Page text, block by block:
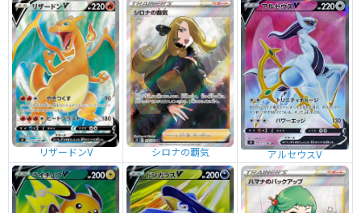
リザードンV シロナの覇気 アルセウスV